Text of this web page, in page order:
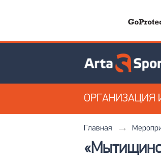
ОРГАНИЗАЦИЯ
Главная